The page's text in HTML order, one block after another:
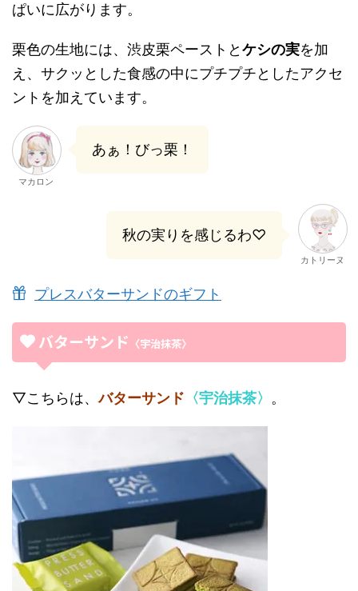
ぱいに広がります。
栗色の生地には、渋皮栗ペーストとケシの実を加
え、サクッとした食感の中にプチプチとしたアクセ
ントを加えています。
マカロン
あぁ！びっ栗！
秋の実りを感じるわ♡
カトリーヌ
プレスバターサンドのギフト
バターサンド 〈宇治抹茶〉
▽こちらは、バターサンド 〈宇治抹茶〉 。